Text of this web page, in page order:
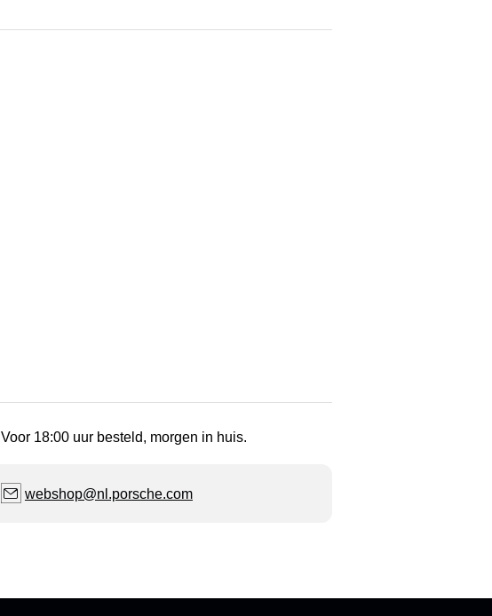
Voor 18:00 uur besteld, morgen in huis.
webshop@nl.porsche.com